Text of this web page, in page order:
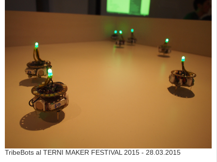
TribeBots al TERNI MAKER FESTIVAL 2015 - 28.03.2015